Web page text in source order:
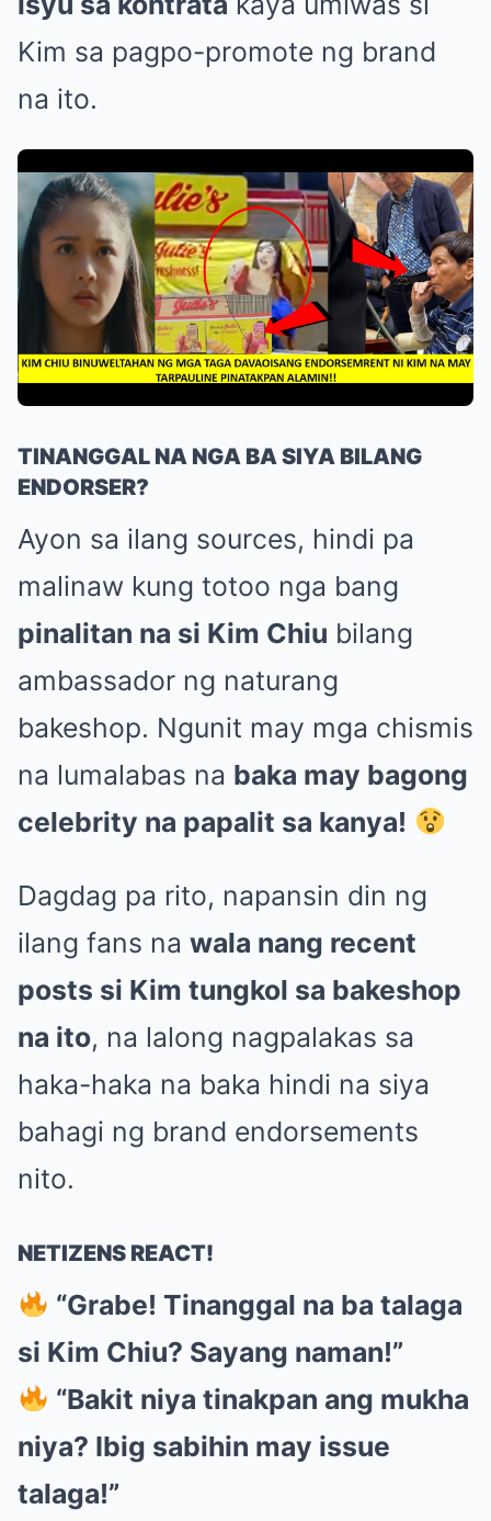
Kim sa pagpo-promote ng brand
na ito.
TINANGGAL NA NGA BA SIYA BILANG
ENDORSER?
Ayon sa ilang sources, hindi pa
malinaw kung totoo nga bang
pinalitan na si Kim Chiu bilang
ambassador ng naturang
bakeshop. Ngunit may mga chismis
na lumalabas na baka may bagong
celebrity na papalit sa kanya!
Dagdag pa rito, napansin din ng
ilang fans na wala nang recent
posts si Kim tungkol sa bakeshop
na ito, na lalong nagpalakas sa
haka-haka na baka hindi na siya
bahagi ng brand endorsements
nito.
NETIZENS REACT!
“Grabe! Tinanggal na ba talaga
si Kim Chiu? Sayang naman!”
“Bakit niya tinakpan ang mukha
niya? Ibig sabihin may issue
talaga!”